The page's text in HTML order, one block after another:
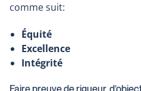
comme suit:
Équité
Excellence
Intégrité